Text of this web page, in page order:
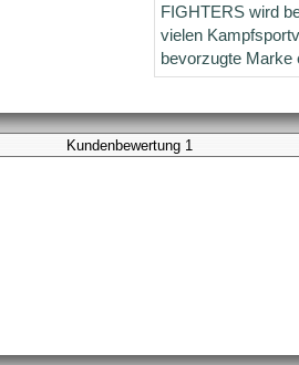
FIGHTERS wird
vielen
bevorzugte Marke
Kundenbewertung 1